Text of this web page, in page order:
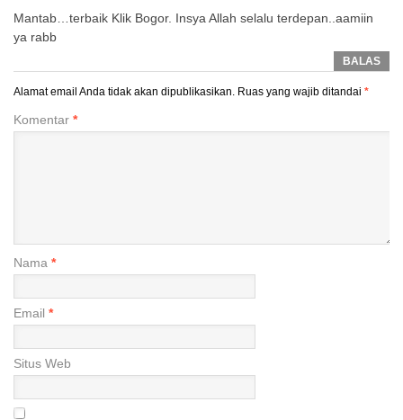
Mantab…terbaik Klik Bogor. Insya Allah selalu terdepan..aamiin
ya rabb
BALAS
Alamat email Anda tidak akan dipublikasikan. Ruas yang wajib ditandai *
Komentar *
Nama *
Email *
Situs Web